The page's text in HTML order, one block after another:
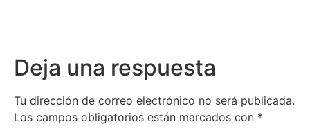
Deja una respuesta
Tu dirección de correo electrónico no será publicada.
Los campos obligatorios están marcados con *